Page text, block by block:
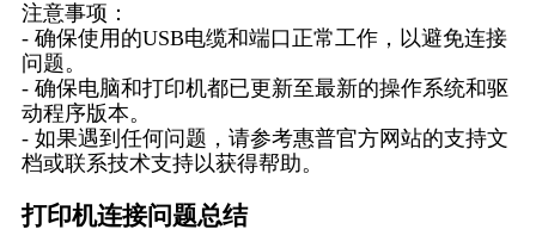
注意事项：
- 确保使用的USB电缆和端口正常工作，以避免连接
问题。
- 确保电脑和打印机都已更新至最新的操作系统和驱
动程序版本。
- 如果遇到任何问题，请参考惠普官方网站的支持文
档或联系技术支持以获得帮助。
打印机连接问题总结